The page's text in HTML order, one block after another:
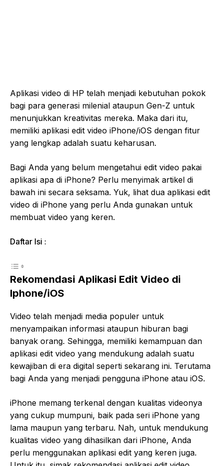
Aplikasi video di HP telah menjadi kebutuhan pokok
bagi para generasi milenial ataupun Gen-Z untuk
menunjukkan kreativitas mereka. Maka dari itu,
memiliki aplikasi edit video iPhone/iOS dengan fitur
yang lengkap adalah suatu keharusan.
Bagi Anda yang belum mengetahui edit video pakai
aplikasi apa di iPhone? Perlu menyimak artikel di
bawah ini secara seksama. Yuk, lihat dua aplikasi edit
video di iPhone yang perlu Anda gunakan untuk
membuat video yang keren.
Daftar Isi :
Rekomendasi Aplikasi Edit Video di
Iphone/iOS
Video telah menjadi media populer untuk
menyampaikan informasi ataupun hiburan bagi
banyak orang. Sehingga, memiliki kemampuan dan
aplikasi edit video yang mendukung adalah suatu
kewajiban di era digital seperti sekarang ini. Terutama
bagi Anda yang menjadi pengguna iPhone atau iOS.
iPhone memang terkenal dengan kualitas videonya
yang cukup mumpuni, baik pada seri iPhone yang
lama maupun yang terbaru. Nah, untuk mendukung
kualitas video yang dihasilkan dari iPhone, Anda
perlu menggunakan aplikasi edit yang keren juga.